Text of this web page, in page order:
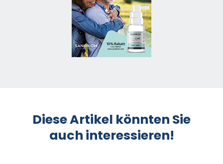
Diese Artikel könnten Sie
auch interessieren!